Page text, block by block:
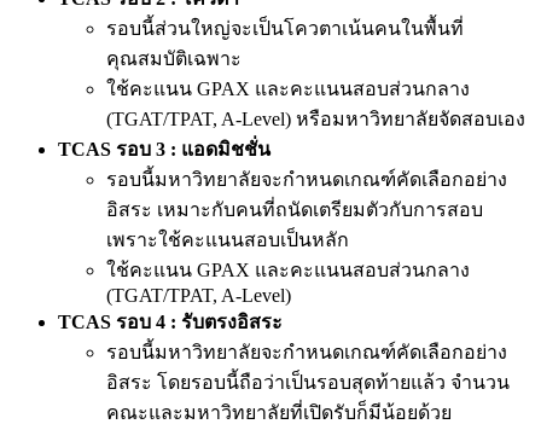
รอบนี้ส่วนใหญ่จะเป็นโควตาเน้นคนในพื้นที่
คุณสมบัติเฉพาะ
ใช้คะแนน GPAX และคะแนนสอบส่วนกลาง
(TGAT/TPAT, A-Level) หรือมหาวิทยาลัยจัดสอบเอง
TCAS รอบ 3 : แอดมิชชั่น
รอบนี้มหาวิทยาลัยจะกำหนดเกณฑ์คัดเลือกอย่าง
อิสระ เหมาะกับคนที่ถนัดเตรียมตัวกับการสอบ
เพราะใช้คะแนนสอบเป็นหลัก
ใช้คะแนน GPAX และคะแนนสอบส่วนกลาง
(TGAT/TPAT, A-Level)
TCAS รอบ 4 : รับตรงอิสระ
รอบนี้มหาวิทยาลัยจะกำหนดเกณฑ์คัดเลือกอย่าง
อิสระ โดยรอบนี้ถือว่าเป็นรอบสุดท้ายแล้ว จำนวน
คณะและมหาวิทยาลัยที่เปิดรับก็มีน้อยด้วย